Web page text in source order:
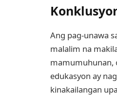
Ang pag-unawa
malalim na
mamumuhunan,
edukasyon ay
kinakailangan